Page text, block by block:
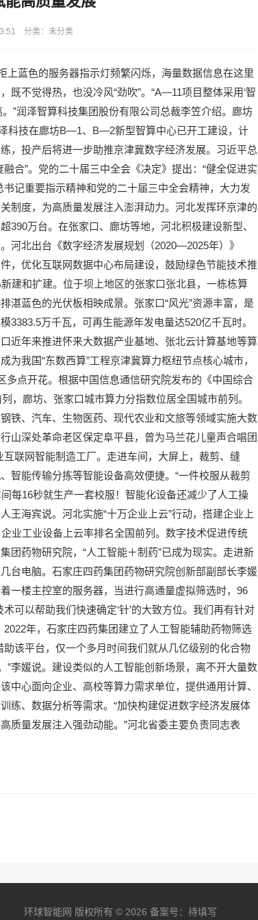
分类：未分类
蓝色的服务器指示灯频繁闪烁，海量数据信息在这里
不觉得热，也没冷风“劲吹”。“A—11项目整体采用‘智
”润泽智算科技集团股份有限公司总裁李笠介绍。廊坊
科技在廊坊B—1、B—2新型智算中心已开工建设，计
，投产后将进一步助推京津冀数字经济发展。习近平总
合”。党的二十届三中全会《决定》提出：“健全促进实
记重要指示精神和党的二十届三中全会精神，大力发
制度，为高质量发展注入澎湃动力。河北发挥环京津的
390万台。在张家口、廊坊等地，河北积极建设新型、
河北出台《数字经济发展规划（2020—2025年）》
，优化互联网数据中心布局建设，鼓励绿色节能技术推
建和扩建。位于坝上地区的张家口张北县，一栋栋算
湛蓝色的光伏板相映成景。张家口“风光”资源丰富，是
万千瓦，可再生能源年发电量达520亿千瓦时。
近年来推进怀来大数据产业基地、张北云计算基地等算
我国“东数西算”工程京津冀算力枢纽节点核心城市，
点开花。根据中国信息通信研究院发布的《中国综合
，廊坊、张家口城市算力分指数位居全国城市前列。
铁、汽车、生物医药、现代农业和文旅等领域实施大数
山深处革命老区保定阜平县，曾为马兰花儿童声合唱团
联网智能制造工厂。走进车间，大屏上，裁剪、缝
智能传输分拣等智能设备高效便捷。“一件校服从裁剪
每16秒就生产一套校服！智能化设备还减少了人工操
王海宾说。河北实施“十万企业上云”行动，搭建企业上
业工业设备上云率排名全国前列。数字技术促进传统
团药物研究院，“人工智能＋制药”已成为现实。走进新
台电脑。石家庄四药集团药物研究院创新部副部长李媛
一楼主控室的服务器，当进行高通量虚拟筛选时，96
可以帮助我们快速确定‘针’的大致方位。我们再有针对
年，石家庄四药集团建立了人工智能辅助药物筛选
该平台，仅一个多月时间我们就从几亿级别的化合物
李媛说。建设类似的人工智能创新场景，离不开大量数
中心面向企业、高校等算力需求单位，提供通用计算、
练、数据分析等需求。“加快构建促进数字经济发展体
质量发展注入强劲动能。”河北省委主要负责同志表
环球智能网 版权所有 © 2026 备案号：待填写